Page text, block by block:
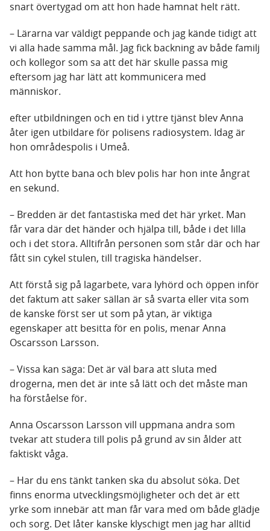
snart övertygad om att hon hade hamnat helt rätt.
– Lärarna var väldigt peppande och jag kände tidigt att
vi alla hade samma mål. Jag fick backning av både familj
och kollegor som sa att det här skulle passa mig
eftersom jag har lätt att kommunicera med
människor.
efter utbildningen och en tid i yttre tjänst blev Anna
åter igen utbildare för polisens radiosystem. Idag är
hon områdespolis i Umeå.
Att hon bytte bana och blev polis har hon inte ångrat
en sekund.
– Bredden är det fantastiska med det här yrket. Man
får vara där det händer och hjälpa till, både i det lilla
och i det stora. Alltifrån personen som står där och har
fått sin cykel stulen, till tragiska händelser.
Att förstå sig på lagarbete, vara lyhörd och öppen inför
det faktum att saker sällan är så svarta eller vita som
de kanske först ser ut som på ytan, är viktiga
egenskaper att besitta för en polis, menar Anna
Oscarsson Larsson.
– Vissa kan säga: Det är väl bara att sluta med
drogerna, men det är inte så lätt och det måste man
ha förståelse för.
Anna Oscarsson Larsson vill uppmana andra som
tvekar att studera till polis på grund av sin ålder att
faktiskt våga.
– Har du ens tänkt tanken ska du absolut söka. Det
finns enorma utvecklingsmöjligheter och det är ett
yrke som innebär att man får vara med om både glädje
och sorg. Det låter kanske klyschigt men jag har alltid